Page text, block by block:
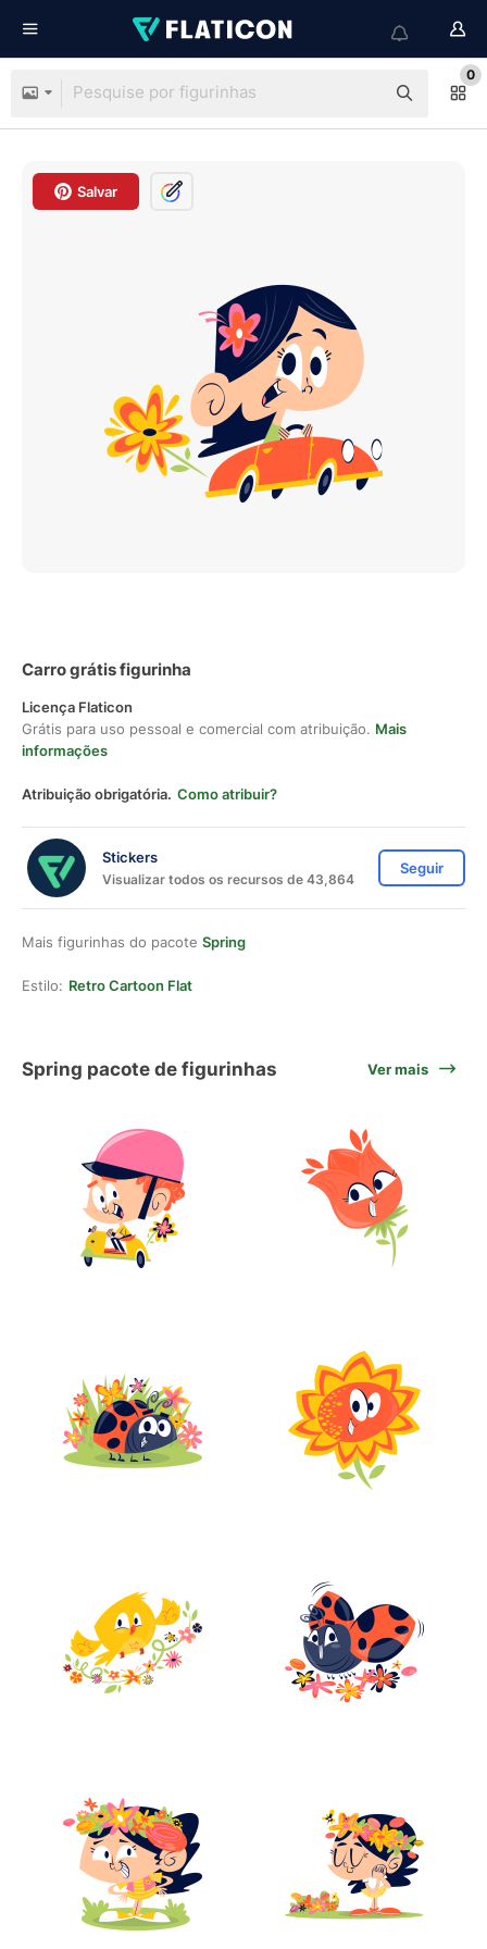
0
Salvar
Carro grátis figurinha
Licença Flaticon
Grátis para uso pessoal e comercial com atribuição. Mais
informações
Atribuição obrigatória. Como atribuir?
Stickers
Visualizar todos os recursos de 43,864
Seguir
Mais figurinhas do pacote Spring
Estilo: Retro Cartoon Flat
Spring pacote de figurinhas Ver mais